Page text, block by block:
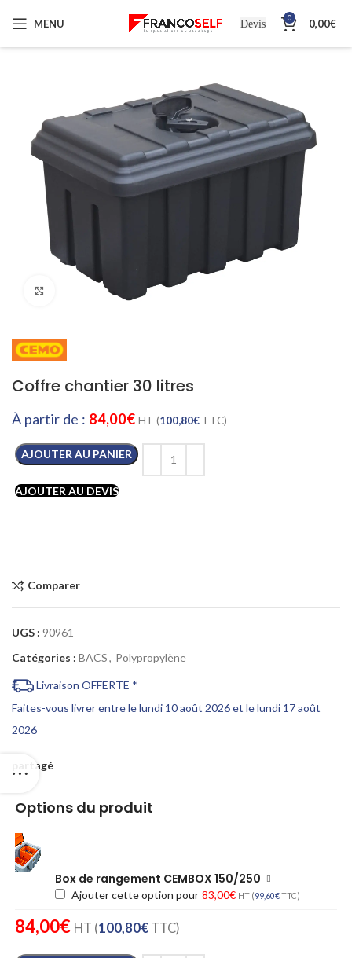
MENU Devis 0 0,00€
Cliquez pour agrandir
Coffre chantier 30 litres
À partir de : 84,00€ HT (100,80€ TTC)
AJOUTER AU PANIER
AJOUTER AU DEVIS
Comparer
UGS : 90961
Catégories : BACS, Polypropylène
Livraison OFFERTE *
Faites-vous livrer entre le lundi 10 août 2026 et le lundi 17 août
2026
partagé
Options du produit
Box de rangement CEMBOX 150/250
Ajouter cette option pour 83,00€ HT (99,60€TTC)
84,00€ HT (100,80€ TTC)